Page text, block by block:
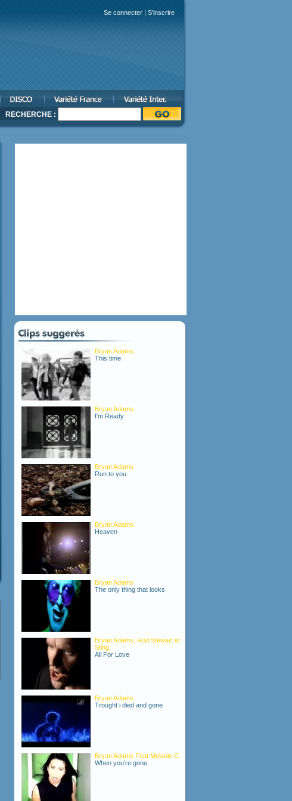
Se connecter | S'inscrire
RECHERCHE :
Bryan Adams
This time
Bryan Adams
I'm Ready
Bryan Adams
Run to you
Bryan Adams
Heaven
Bryan Adams
The only thing that looks
Bryan Adams, Rod Stewart et
Sting
All For Love
Bryan Adams
Trought i died and gone
Bryan Adams Feat Melanie C
When you're gone